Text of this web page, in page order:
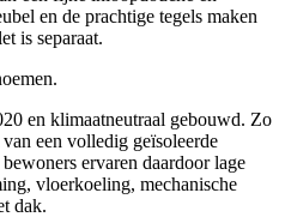
en de prachtige tegels maken
is separaat.
en klimaatneutraal gebouwd. Zo
een volledig geïsoleerde
ervaren daardoor lage
vloerkoeling, mechanische
dak.